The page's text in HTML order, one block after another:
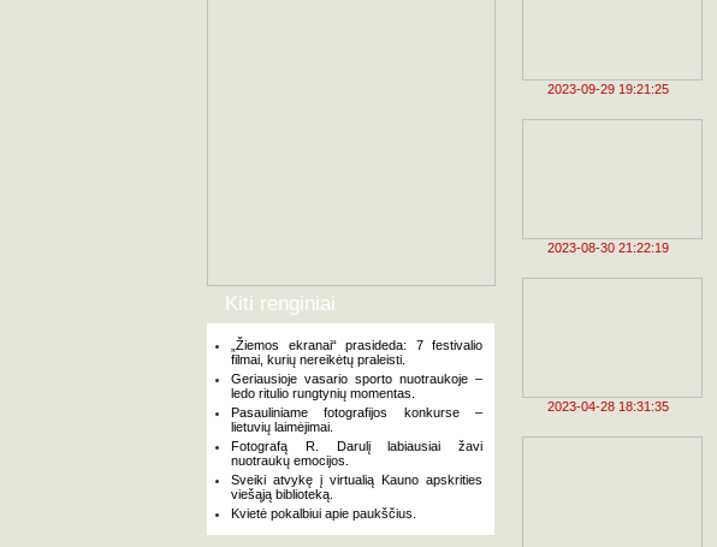
Kiti renginiai
„Žiemos ekranai“ prasideda: 7 festivalio
filmai, kurių nereikėtų praleisti.
Geriausioje vasario sporto nuotraukoje –
ledo ritulio rungtynių momentas.
Pasauliniame fotografijos konkurse –
lietuvių laimėjimai.
Fotografą R. Darulį labiausiai žavi
nuotraukų emocijos.
Sveiki atvykę į virtualią Kauno apskrities
viešąją biblioteką.
Kvietė pokalbiui apie paukščius.
2023-09-29 19:21:25
2023-08-30 21:22:19
2023-04-28 18:31:35